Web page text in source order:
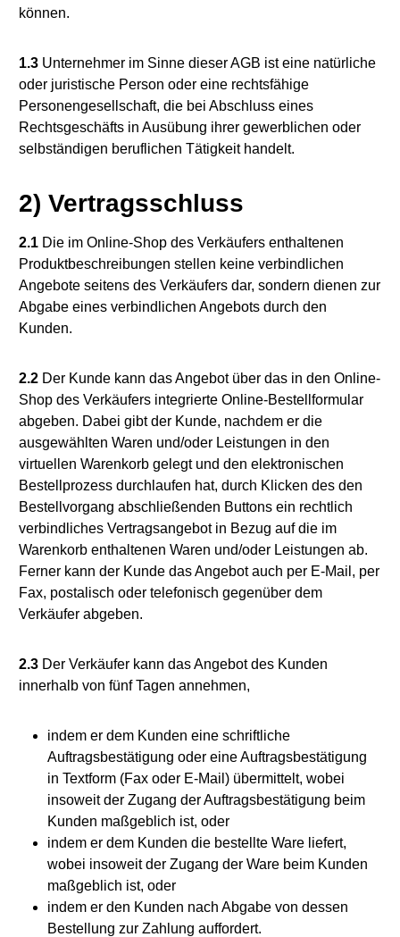
können.
1.3 Unternehmer im Sinne dieser AGB ist eine natürliche
oder juristische Person oder eine rechtsfähige
Personengesellschaft, die bei Abschluss eines
Rechtsgeschäfts in Ausübung ihrer gewerblichen oder
selbständigen beruflichen Tätigkeit handelt.
2) Vertragsschluss
2.1 Die im Online-Shop des Verkäufers enthaltenen
Produktbeschreibungen stellen keine verbindlichen
Angebote seitens des Verkäufers dar, sondern dienen zur
Abgabe eines verbindlichen Angebots durch den
Kunden.
2.2 Der Kunde kann das Angebot über das in den Online-
Shop des Verkäufers integrierte Online-Bestellformular
abgeben. Dabei gibt der Kunde, nachdem er die
ausgewählten Waren und/oder Leistungen in den
virtuellen Warenkorb gelegt und den elektronischen
Bestellprozess durchlaufen hat, durch Klicken des den
Bestellvorgang abschließenden Buttons ein rechtlich
verbindliches Vertragsangebot in Bezug auf die im
Warenkorb enthaltenen Waren und/oder Leistungen ab.
Ferner kann der Kunde das Angebot auch per E-Mail, per
Fax, postalisch oder telefonisch gegenüber dem
Verkäufer abgeben.
2.3 Der Verkäufer kann das Angebot des Kunden
innerhalb von fünf Tagen annehmen,
indem er dem Kunden eine schriftliche
Auftragsbestätigung oder eine Auftragsbestätigung
in Textform (Fax oder E-Mail) übermittelt, wobei
insoweit der Zugang der Auftragsbestätigung beim
Kunden maßgeblich ist, oder
indem er dem Kunden die bestellte Ware liefert,
wobei insoweit der Zugang der Ware beim Kunden
maßgeblich ist, oder
indem er den Kunden nach Abgabe von dessen
Bestellung zur Zahlung auffordert.